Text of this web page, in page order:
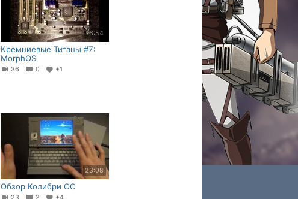
16:54
Кремниевые Титаны #7:
MorphOS
36 0 +1
23:08
Обзор Колибри ОС